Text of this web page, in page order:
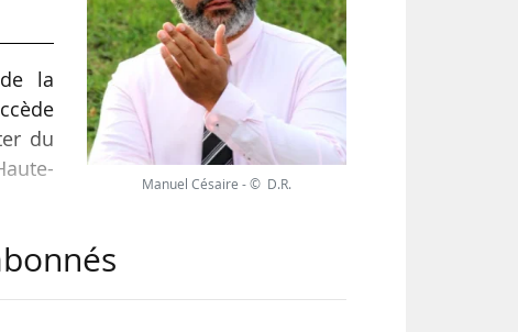
la
du
de la
Manuel Césaire - © D.R.